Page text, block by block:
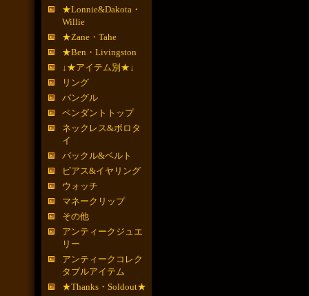
★Lonnie&Dakota・
Willie
★Zane・Tahe
★Ben・Livingston
↓★アイテム別★↓
リング
バングル
ペンダントトップ
ネックレス&ボロタ
イ
バックル&ベルト
ピアス&イヤリング
ウォッチ
マネークリップ
その他
アンティークジュエ
リー
アンティークコレク
タブルアイテム
★Thanks・Soldout★